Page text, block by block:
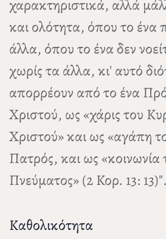
χαρακτηριστικά, αλλά
και ολότητα, όπου το ένα
άλλα, όπου το ένα δεν
χωρίς τα άλλα, κι' αυτό
απορρέουν από το ένα
Χριστού, ως «χάρις του
Χριστού» και ως «αγάπη
Πατρός, και ως «κοινωνία
Πνεύματος» (2 Κορ. 13: 13)".
Καθολικότητα